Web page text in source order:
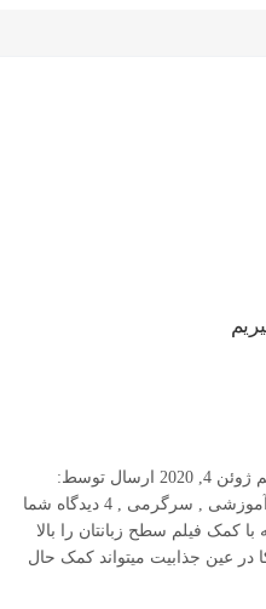
چگونه فیلم ببینیم و انگلیسی یاد بگیریم ژوئن 4, 2020 ارسال توسط:
ملودی دسته بندی: public , آموزش , آموزشی , سرگرمی , 4 دیدگاه شما
کمک فیلم سطح زبانتان را بالا
در عین جذابیت میتواند کمک حال